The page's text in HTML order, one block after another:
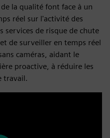
la qualité font face à un
réel sur l'activité des
services de risque de chute
de surveiller en temps réel
caméras, aidant le
proactive, à réduire les
travail.